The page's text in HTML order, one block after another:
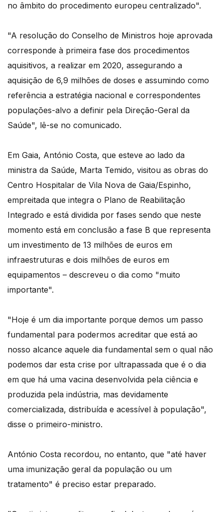
no âmbito do procedimento europeu centralizado".
"A resolução do Conselho de Ministros hoje aprovada
corresponde à primeira fase dos procedimentos
aquisitivos, a realizar em 2020, assegurando a
aquisição de 6,9 milhões de doses e assumindo como
referência a estratégia nacional e correspondentes
populações-alvo a definir pela Direção-Geral da
Saúde", lê-se no comunicado.
Em Gaia, António Costa, que esteve ao lado da
ministra da Saúde, Marta Temido, visitou as obras do
Centro Hospitalar de Vila Nova de Gaia/Espinho,
empreitada que integra o Plano de Reabilitação
Integrado e está dividida por fases sendo que neste
momento está em conclusão a fase B que representa
um investimento de 13 milhões de euros em
infraestruturas e dois milhões de euros em
equipamentos – descreveu o dia como "muito
importante".
"Hoje é um dia importante porque demos um passo
fundamental para podermos acreditar que está ao
nosso alcance aquele dia fundamental sem o qual não
podemos dar esta crise por ultrapassada que é o dia
em que há uma vacina desenvolvida pela ciência e
produzida pela indústria, mas devidamente
comercializada, distribuída e acessível à população",
disse o primeiro-ministro.
António Costa recordou, no entanto, que "até haver
uma imunização geral da população ou um
tratamento" é preciso estar preparado.